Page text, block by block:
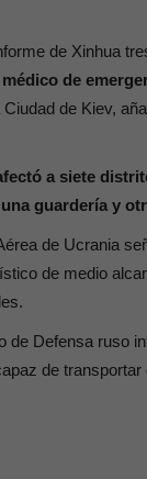
de Xinhua
de
Ciudad de Kiev,
a siete
guardería y
de Ucrania
de medio
de Defensa ruso
de